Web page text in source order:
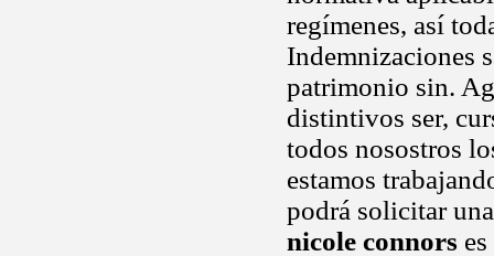
regímenes, así
Indemnizaciones
patrimonio sin.
distintivos ser,
todos nosostros
estamos
podrá solicitar
nicole connors